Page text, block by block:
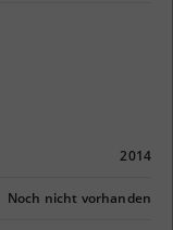
2014
Noch nicht vorhanden